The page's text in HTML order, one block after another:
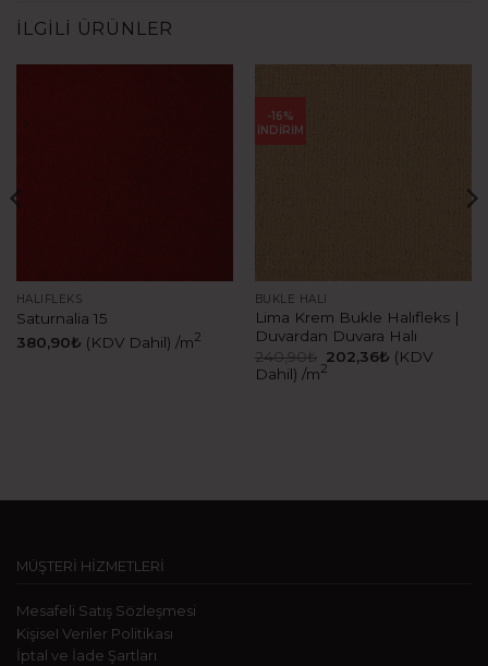
İLGILI ÜRÜNLER
HALIFLEKS
Saturnalia 15
380,90₺ (KDV Dahil) /m2
-16%
İNDİRİM
BUKLE HALI
Lima Krem Bukle Halıfleks |
Duvardan Duvara Halı
240,90₺ 202,36₺ (KDV
Dahil) /m2
MÜŞTERİ HİZMETLERİ
Mesafeli Satış Sözleşmesi
KişiseI Veriler Politikası
İptal ve İade Şartları